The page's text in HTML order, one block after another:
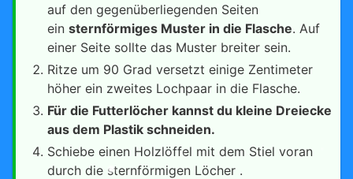
auf den gegenüberliegenden Seiten
ein sternförmiges Muster in die Flasche. Auf
einer Seite sollte das Muster breiter sein.
Ritze um 90 Grad versetzt einige Zentimeter
höher ein zweites Lochpaar in die Flasche.
Für die Futterlöcher kannst du kleine Dreiecke
aus dem Plastik schneiden.
Schiebe einen Holzlöffel mit dem Stiel voran
durch die sternförmigen Löcher .